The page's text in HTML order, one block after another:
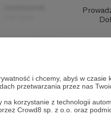
i chcemy, abyś w
przetwarzania przez nas
na korzystanie z technologii
Crowd8 sp. z o.o. oraz
użytkownika
Użytkownik
3 dni temu
użytkownika